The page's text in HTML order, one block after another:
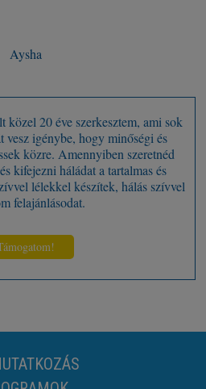
Aysha
20 éve szerkesztem, ami sok
vesz igénybe, hogy minőségi és
közre. Amennyiben szeretnéd
kifejezni háládat a tartalmas és
lélekkel készítek, hálás szívvel
felajánlásodat.